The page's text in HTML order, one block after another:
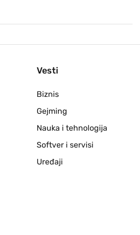
Vesti
Biznis
Gejming
Nauka i tehnologija
Softver i servisi
Uređaji